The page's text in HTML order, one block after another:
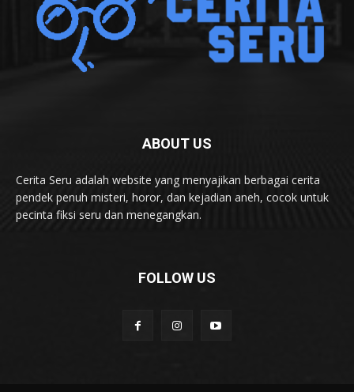
ABOUT US
Cerita Seru adalah website yang menyajikan berbagai cerita
pendek penuh misteri, horor, dan kejadian aneh, cocok untuk
pecinta fiksi seru dan menegangkan.
FOLLOW US